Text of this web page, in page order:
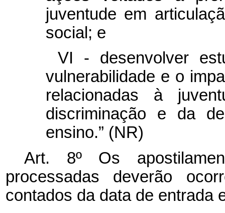
juventude em
social; e
VI - desenvolver
vulnerabilidade e o
relacionadas à
discriminação e da
ensino.” (NR)
Art. 8º Os
processadas deverão
contados da data de entrada